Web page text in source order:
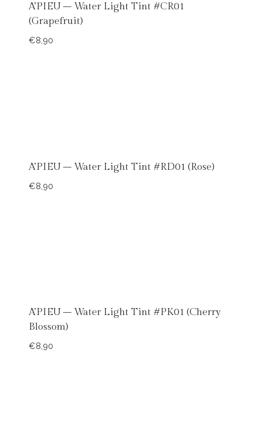
A’PIEU – Water Light Tint #CR01
(Grapefruit)
€8,90
A’PIEU – Water Light Tint #RD01 (Rose)
€8,90
A’PIEU – Water Light Tint #PK01 (Cherry
Blossom)
€8,90